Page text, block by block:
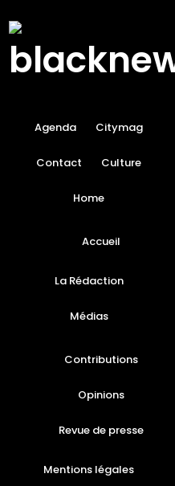
Agenda Citymag
Contact Culture
Home
Accueil
La Rédaction
Médias
Contributions
Opinions
Revue de presse
Mentions légales